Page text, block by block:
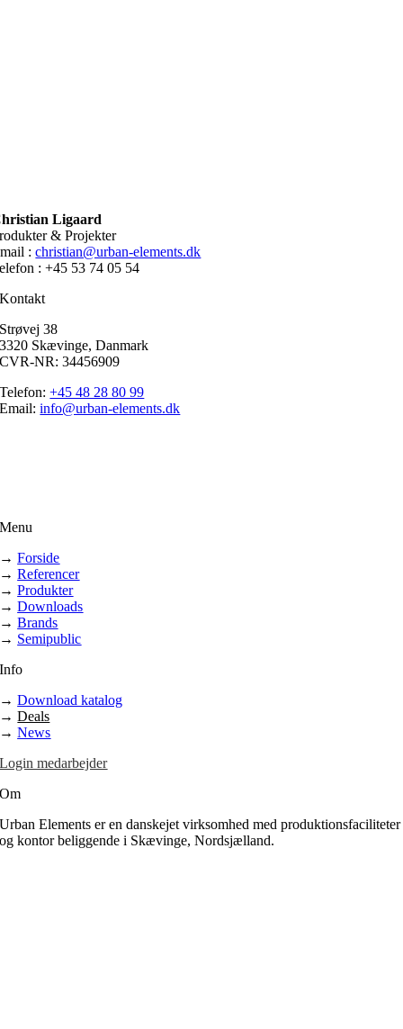
Ligaard
& Projekter
:christian@urban-elements.dk
: +45 53 74 05 54
Kontakt
Strøvej 38
3320 Skævinge, Danmark
CVR-NR: 34456909
Telefon:+45 48 28 80 99
Email:info@urban-elements.dk
Menu
→Forside
→Referencer
→Produkter
→Downloads
→Brands
→ Semipublic
Info
→Download katalog
→Deals
→News
Login medarbejder
Om
Urban Elements er en danskejet virksomhed med produktionsfaciliteter
og kontor beliggende i Skævinge, Nordsjælland.